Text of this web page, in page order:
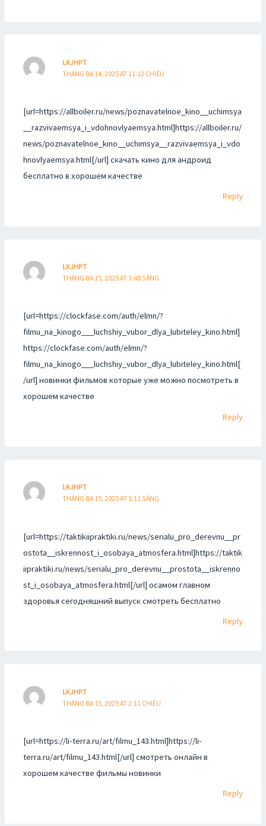
LKJHPT
THÁNG BA 14, 2025 AT 11:12 CHIỀU
[url=https://allboiler.ru/news/poznavatelnoe_kino__uchimsya
__razvivaemsya_i_vdohnovlyaemsya.html]https://allboiler.ru/
news/poznavatelnoe_kino__uchimsya__razvivaemsya_i_vdo
hnovlyaemsya.html[/url] скачать кино для андроид
бесплатно в хорошем качестве
Reply
LKJHPT
THÁNG BA 15, 2025 AT 1:48 SÁNG
[url=https://clockfase.com/auth/elmn/?
filmu_na_kinogo___luchshiy_vubor_dlya_lubiteley_kino.html]
https://clockfase.com/auth/elmn/?
filmu_na_kinogo___luchshiy_vubor_dlya_lubiteley_kino.html[
/url] новинки фильмов которые уже можно посмотреть в
хорошем качестве
Reply
LKJHPT
THÁNG BA 15, 2025 AT 5:11 SÁNG
[url=https://taktikiipraktiki.ru/news/serialu_pro_derevnu__pr
ostota__iskrennost_i_osobaya_atmosfera.html]https://taktik
iipraktiki.ru/news/serialu_pro_derevnu__prostota__iskrenno
st_i_osobaya_atmosfera.html[/url] осамом главном
здоровья сегодняшний выпуск смотреть бесплатно
Reply
LKJHPT
THÁNG BA 15, 2025 AT 2:11 CHIỀU
[url=https://li-terra.ru/art/filmu_143.html]https://li-
terra.ru/art/filmu_143.html[/url] смотреть онлайн в
хорошем качестве фильмы новинки
Reply